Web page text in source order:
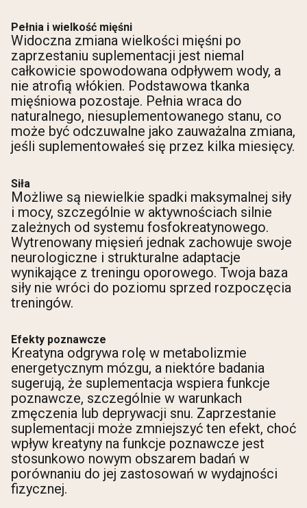
Pełnia i wielkość mięśni
Widoczna zmiana wielkości mięśni po
zaprzestaniu suplementacji jest niemal
całkowicie spowodowana odpływem wody, a
nie atrofią włókien. Podstawowa tkanka
mięśniowa pozostaje. Pełnia wraca do
naturalnego, niesuplementowanego stanu, co
może być odczuwalne jako zauważalna zmiana,
jeśli suplementowałeś się przez kilka miesięcy.
Siła
Możliwe są niewielkie spadki maksymalnej siły
i mocy, szczególnie w aktywnościach silnie
zależnych od systemu fosfokreatynowego.
Wytrenowany mięsień jednak zachowuje swoje
neurologiczne i strukturalne adaptacje
wynikające z treningu oporowego. Twoja baza
siły nie wróci do poziomu sprzed rozpoczęcia
treningów.
Efekty poznawcze
Kreatyna odgrywa rolę w metabolizmie
energetycznym mózgu, a niektóre badania
sugerują, że suplementacja wspiera funkcje
poznawcze, szczególnie w warunkach
zmęczenia lub deprywacji snu. Zaprzestanie
suplementacji może zmniejszyć ten efekt, choć
wpływ kreatyny na funkcje poznawcze jest
stosunkowo nowym obszarem badań w
porównaniu do jej zastosowań w wydajności
fizycznej.